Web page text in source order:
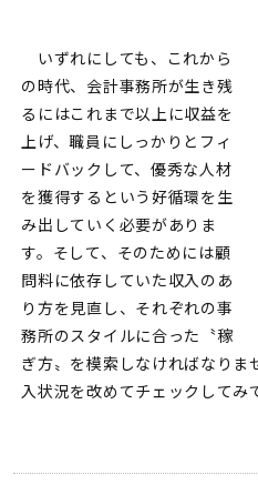
いずれにしても、これから
の時代、会計事務所が生き残
るにはこれまで以上に収益を
上げ、職員にしっかりとフィ
ードバックして、優秀な人材
を獲得するという好循環を生
み出していく必要がありま
す。そして、そのためには顧
問料に依存していた収入のあ
り方を見直し、それぞれの事
務所のスタイルに合った〝稼
ぎ方〟を模索しなければなり
入状況を改めてチェックしてみ